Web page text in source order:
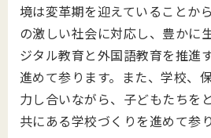
境は変革期を迎えていることか
の激しい社会に対応し、豊かに
ジタル教育と外国語教育を推進
進めて参ります。また、学校、
力し合いながら、子どもたちを
共にある学校づくりを進めて参り